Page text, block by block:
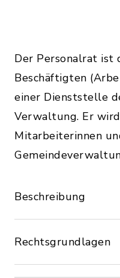
Der Personalrat
Beschäftigten
einer Dienststelle
Verwaltung. Er
Mitarbeiterinnen
Beschreibung
Rechtsgrundlagen